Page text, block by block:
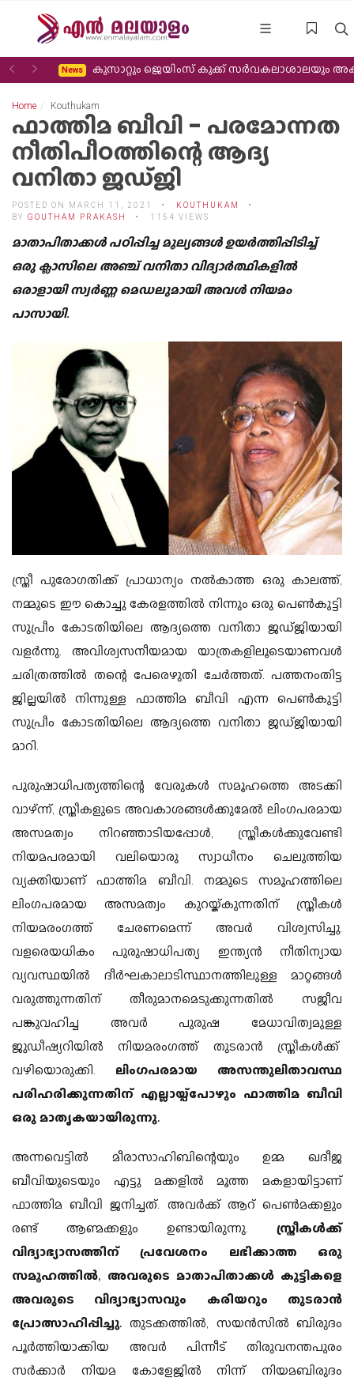
Previous
NextNews കുസാറ്റും ജെയിംസ് കുക്ക് സർവകലാശാലയും അക്കാദമിക സഹകരണം
Home Kouthukam
ഫാത്തിമ ബീവി - പരമോന്നത
നീതിപീഠത്തിന്റെ ആദ്യ
വനിതാ ജഡ്‌ജി
POSTED ON MARCH 11, 2021
KOUTHUKAM
BY GOUTHAM PRAKASH 1154 VIEWS
മാതാപിതാക്കൾ പഠിപ്പിച്ച മൂല്യങ്ങൾ ഉയർത്തിപ്പിടിച്ച്
ഒരു ക്ലാസിലെ അഞ്ച് വനിതാ വിദ്യാർത്ഥികളിൽ
ഒരാളായി സ്വർണ്ണ മെഡലുമായി അവൾ നിയമം
പാസായി.
സ്ത്രീ പുരോഗതിക്ക് പ്രാധാന്യം നൽകാത്ത ഒരു കാലത്ത്,
നമ്മുടെ ഈ കൊച്ചു കേരളത്തിൽ നിന്നും ഒരു പെൺകുട്ടി
സുപ്രീം കോടതിയിലെ ആദ്യത്തെ വനിതാ ജഡ്ജിയായി
വളർന്നു. അവിശ്വസനീയമായ യാത്രകളിലൂടെയാണവൾ
ചരിത്രത്തിൽ തന്റെ പേരെഴുതി ചേർത്തത്. പത്തനംതിട്ട
ജില്ലയിൽ നിന്നുള്ള ഫാത്തിമ ബീവി എന്ന പെൺകുട്ടി
സുപ്രീം കോടതിയിലെ ആദ്യത്തെ വനിതാ ജഡ്ജിയായി
മാറി.
പുരുഷാധിപത്യത്തിന്റെ വേരുകൾ സമൂഹത്തെ അടക്കി
വാഴ്ന്ന്, സ്ത്രീകളുടെ അവകാശങ്ങൾക്കുമേൽ ലിംഗപരമായ
അസമത്വം നിറഞ്ഞാടിയപ്പോൾ, സ്ത്രീകൾക്കുവേണ്ടി
നിയമപരമായി വലിയൊരു സ്വാധീനം ചെലുത്തിയ
വ്യക്തിയാണ് ഫാത്തിമ ബീവി. നമ്മുടെ സമൂഹത്തിലെ
ലിംഗപരമായ അസമത്വം കുറയ്ക്കുന്നതിന് സ്ത്രീകൾ
നിയമരംഗത്ത് ചേരണമെന്ന് അവർ വിശ്വസിച്ചു.
വളരെയധികം പുരുഷാധിപത്യ ഇന്ത്യൻ നീതിന്യായ
വ്യവസ്ഥയിൽ ദീർഘകാലാടിസ്ഥാനത്തിലുള്ള മാറ്റങ്ങൾ
വരുത്തുന്നതിന് തീരുമാനമെടുക്കുന്നതിൽ സജീവ
പങ്കുവഹിച്ച അവർ പുരുഷ മേധാവിത്വമുള്ള
ജുഡീഷ്യറിയിൽ നിയമരംഗത്ത് തുടരാൻ സ്ത്രീകൾക്ക്
വഴിയൊരുക്കി. ലിംഗപരമായ അസന്തുലിതാവസ്ഥ
പരിഹരിക്കുന്നതിന് എല്ലായ്പ്പോഴും ഫാത്തിമ ബീവി
ഒരു മാതൃകയായിരുന്നു.
അന്നവെട്ടിൽ മീരാസാഹിബിന്റെയും ഉമ്മ ഖദീജ
ബീവിയുടെയും എട്ടു മക്കളിൽ മൂത്ത മകളായിട്ടാണ്
ഫാത്തിമ ബീവി ജനിച്ചത്. അവർക്ക് ആറ് പെൺമക്കളും
രണ്ട് ആണ്മക്കളും ഉണ്ടായിരുന്നു. സ്ത്രീകൾക്ക്
വിദ്യാഭ്യാസത്തിന് പ്രവേശനം ലഭിക്കാത്ത ഒരു
സമൂഹത്തിൽ, അവരുടെ മാതാപിതാക്കൾ കുട്ടികളെ
അവരുടെ വിദ്യാഭ്യാസവും കരിയറും തുടരാൻ
പ്രോത്സാഹിപ്പിച്ചു.തുടക്കത്തിൽ, സയൻസിൽ ബിരുദം
പൂർത്തിയാക്കിയ അവർ പിന്നീട് തിരുവനന്തപുരം
സർക്കാർ നിയമ കോളേജിൽ നിന്ന് നിയമബിരുദം